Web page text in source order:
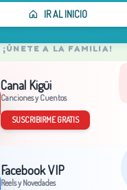
IR AL INICIO
¡ÚNETE A LA FAMILIA!
Canal Kigüi
Canciones y Cuentos
SUSCRIBIRME GRATIS
Facebook VIP
Reels y Novedades